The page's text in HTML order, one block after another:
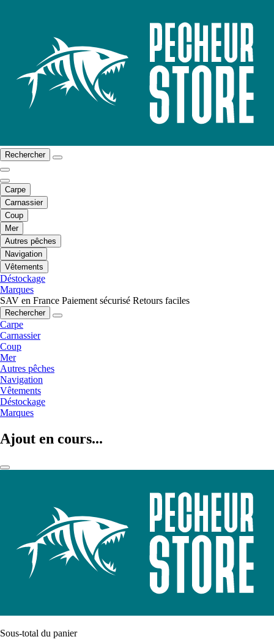
Rechercher
Carpe
Carnassier
Coup
Mer
Autres pêches
Navigation
Vêtements
Déstockage
Marques
SAV en France Paiement sécurisé Retours faciles
Rechercher
Carpe
Carnassier
Coup
Mer
Autres pêches
Navigation
Vêtements
Déstockage
Marques
Ajout en cours...
Sous-total du panier